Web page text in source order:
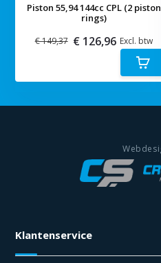
Piston 55,94 144cc CPL (2 piston
rings)
€ 149,37 € 126,96 Excl. btw
Klantenservice